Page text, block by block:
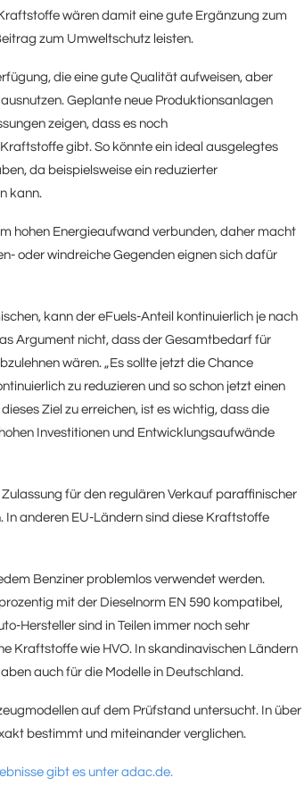
wären damit eine gute Ergänzung zum
zum Umweltschutz leisten.
die eine gute Qualität aufweisen, aber
Geplante neue Produktionsanlagen
zeigen, dass es noch
gibt. So könnte ein ideal ausgelegtes
da beispielsweise ein reduzierter
kann.
hohen Energieaufwand verbunden, daher macht
oder windreiche Gegenden eignen sich dafür
kann der eFuels-Anteil kontinuierlich je nach
Argument nicht, dass der Gesamtbedarf für
wären. „Es sollte jetzt die Chance
zu reduzieren und so schon jetzt einen
Ziel zu erreichen, ist es wichtig, dass die
Investitionen und Entwicklungsaufwände
für den regulären Verkauf paraffinischer
In anderen EU-Ländern sind diese Kraftstoffe
Benziner problemlos verwendet werden.
mit der Dieselnorm EN 590 kompatibel,
Hersteller sind in Teilen immer noch sehr
Kraftstoffe wie HVO. In skandinavischen Ländern
auch für die Modelle in Deutschland.
auf dem Prüfstand untersucht. In über
bestimmt und miteinander verglichen.
gibt es unter adac.de.